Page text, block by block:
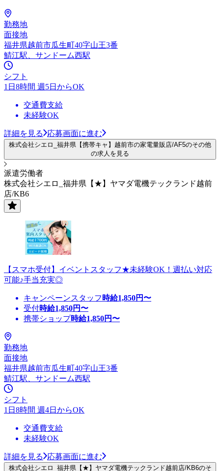
勤務地
面接地
福井県越前市瓜生町40字山王3番
鯖江駅、サンドーム西駅
シフト
1日8時間 週5日からOK
交通費支給
未経験OK
詳細を見る 応募画面に進む
株式会社シエロ_福井県【携帯キャ】越前市の家電量販店/AF5のその他
の求人を見る
派遣労働者
株式会社シエロ_福井県【★】ヤマダ電機テックランド越前
店/KB6
【スマホ受付】イベントスタッフ★未経験OK！週払い対応
可能♪手当充実◎
キャンペーンスタッフ 時給1,850円〜
受付時給1,850円〜
携帯ショップ時給1,850円〜
勤務地
面接地
福井県越前市瓜生町40字山王3番
鯖江駅、サンドーム西駅
シフト
1日8時間 週4日からOK
交通費支給
未経験OK
詳細を見る 応募画面に進む
株式会社シエロ_福井県【★】ヤマダ電機テックランド越前店/KB6のそ